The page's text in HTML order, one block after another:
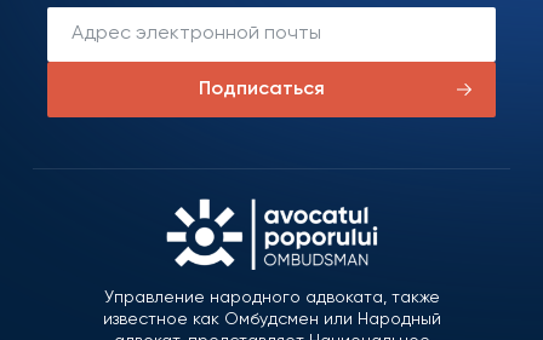
Подписаться
Управление народного адвоката, также
известное как Омбудсмен или Народный